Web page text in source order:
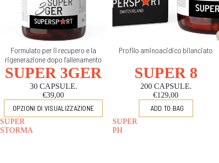
Formulato per il recupero e la
rigenerazione dopo l'allenamento
SUPER 3GER
30 CAPSULE.
€39,00
OPZIONI DI VISUALIZZAZIONE
Profilo aminoacidico bilanciato
SUPER 8
200 CAPSULE.
€129,00
SUPER
STORMA
SUPER
PH